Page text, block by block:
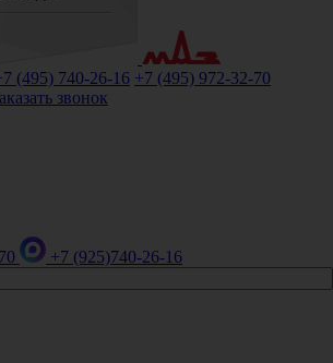
(495) 740-26-16 +7 (495) 972-32-70
звонок
+7 (925)740-26-16